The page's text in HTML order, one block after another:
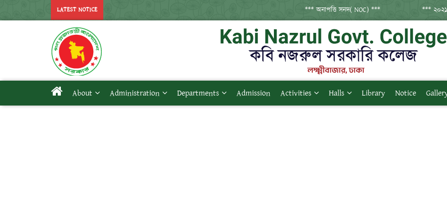
LATEST NOTICE *** অনাপত্তি সনদ( NOC) *** *** ২০২১
About Administration Departments Admission Activities Halls Library Notice